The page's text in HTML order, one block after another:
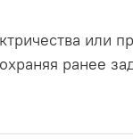
или
ранее